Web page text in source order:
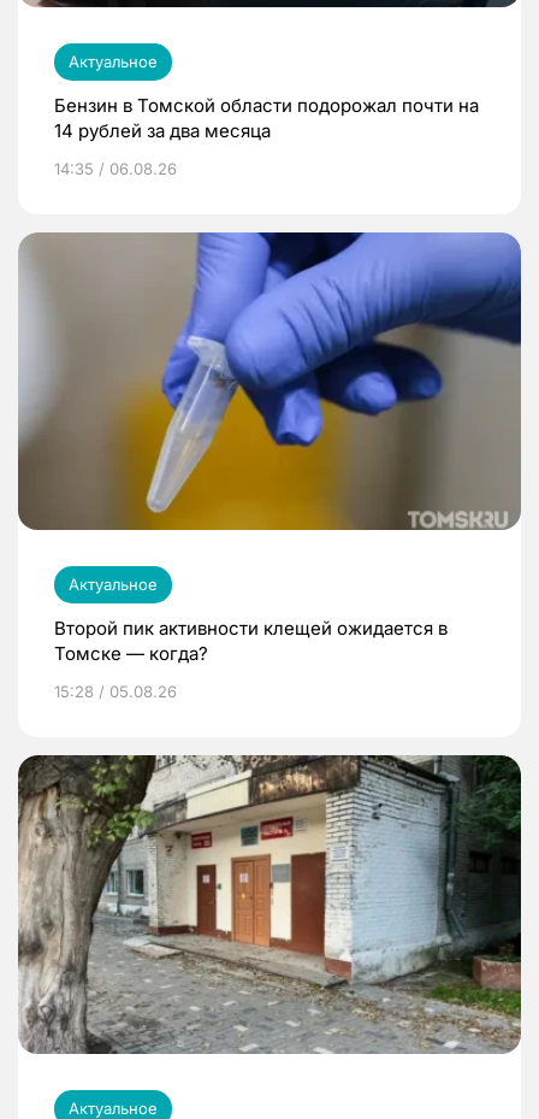
Актуальное
Бензин в Томской области подорожал почти на
14 рублей за два месяца
14:35 / 06.08.26
Актуальное
Второй пик активности клещей ожидается в
Томске — когда?
15:28 / 05.08.26
Актуальное